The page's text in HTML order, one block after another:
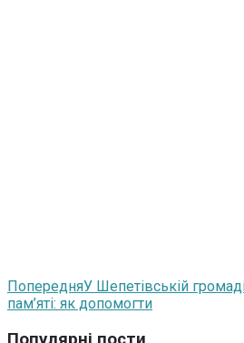
ПопередняУ Шепетівській
пам’яті: як допомогти
Популярні пости